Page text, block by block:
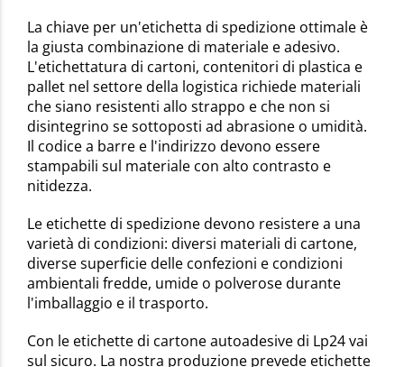
La chiave per un'etichetta di spedizione ottimale è
la giusta combinazione di materiale e adesivo.
L'etichettatura di cartoni, contenitori di plastica e
pallet nel settore della logistica richiede materiali
che siano resistenti allo strappo e che non si
disintegrino se sottoposti ad abrasione o umidità.
Il codice a barre e l'indirizzo devono essere
stampabili sul materiale con alto contrasto e
nitidezza.
Le etichette di spedizione devono resistere a una
varietà di condizioni: diversi materiali di cartone,
diverse superficie delle confezioni e condizioni
ambientali fredde, umide o polverose durante
l'imballaggio e il trasporto.
Con le etichette di cartone autoadesive di Lp24 vai
sul sicuro. La nostra produzione prevede etichette